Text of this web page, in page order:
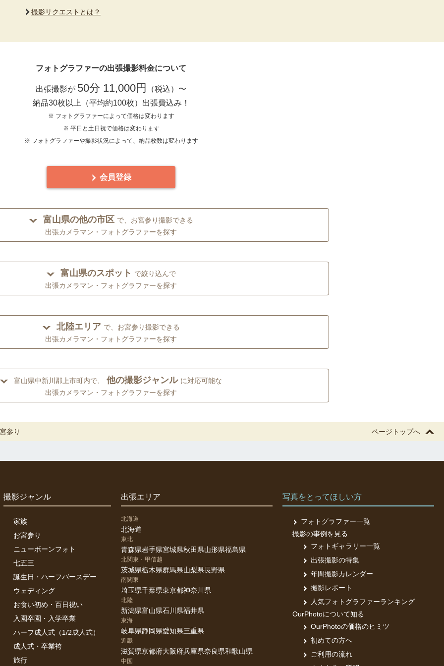
撮影リクエストとは？
フォトグラファーの出張撮影料金について
出張撮影が 50分 11,000円
（税込）〜
納品30枚以上（平均約100枚）出張費込み！
※ フォトグラファーによって価格は変わります
※ 平日と土日祝で価格は変わります
※ フォトグラファーや撮影状況によって、納品枚数は変わります
会員登録
富山県の他の市区 で、お宮参り撮影できる
出張カメラマン・フォトグラファーを探す
富山県のスポット で絞り込んで
出張カメラマン・フォトグラファーを探す
北陸エリア で、お宮参り撮影できる
出張カメラマン・フォトグラファーを探す
富山県中新川郡上市町内で、 他の撮影ジャンル に対応可能な
出張カメラマン・フォトグラファーを探す
参り ページトップへ
撮影ジャンル
家族
お宮参り
ニューボーンフォト
七五三
誕生日・ハーフバースデー
ウェディング
お食い初め・百日祝い
入園卒園・入学卒業
ハーフ成人式（1/2成人式）
成人式・卒業袴
旅行
出張エリア
北海道
北海道
東北
青森県岩手県宮城県秋田県山形県福島県
北関東・甲信越
茨城県栃木県群馬県山梨県長野県
南関東
埼玉県千葉県東京都神奈川県
北陸
新潟県富山県石川県福井県
東海
岐阜県静岡県愛知県三重県
近畿
滋賀県京都府大阪府兵庫県奈良県和歌山県
中国
写真をとってほしい方
フォトグラファー一覧
撮影の事例を見る
フォトギャラリー一覧
出張撮影の特集
年間撮影カレンダー
撮影レポート
人気フォトグラファーランキング
OurPhotoについて知る
OurPhotoの価格のヒミツ
初めての方へ
ご利用の流れ